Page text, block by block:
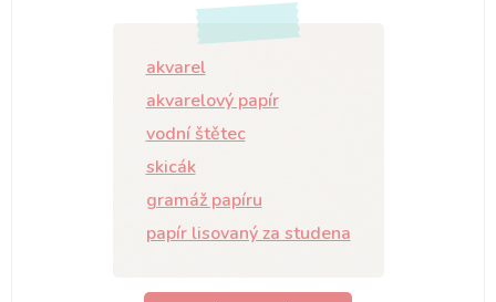
akvarel
akvarelový papír
vodní štětec
skicák
gramáž papíru
papír lisovaný za studena